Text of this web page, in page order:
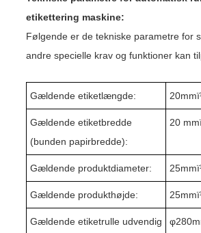
etikettering maskine:
Følgende er de tekniske parametre for
andre specielle krav og funktioner kan
Gældende etiketlængde: 20
Gældende etiketbredde
(bunden papirbredde):
20
Gældende produktdiameter: 25
Gældende produkthøjde: 25
Gældende etiketrulle udvendig
φ280